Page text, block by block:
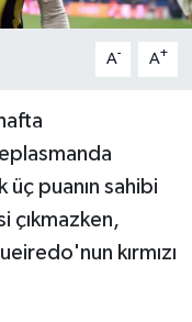
A- A+
puanın sahibi
çıkmazken,
kırmızı